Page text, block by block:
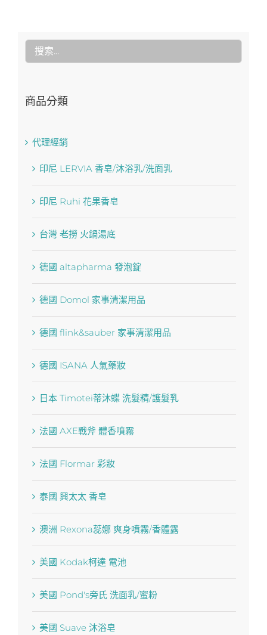
商品分類
代理經銷
印尼 LERVIA 香皂/沐浴乳/洗面乳
印尼 Ruhi 花果香皂
台灣 老撈 火鍋湯底
德國 altapharma 發泡錠
德國 Domol 家事清潔用品
德國 flink&sauber 家事清潔用品
德國 ISANA 人氣藥妝
日本 Timotei蒂沐蝶 洗髮精/護髮乳
法國 AXE戰斧 體香噴霧
法國 Flormar 彩妝
泰國 興太太 香皂
澳洲 Rexona蕊娜 爽身噴霧/香體露
美國 Kodak柯達 電池
美國 Pond′s旁氏 洗面乳/蜜粉
美國 Suave 沐浴皂